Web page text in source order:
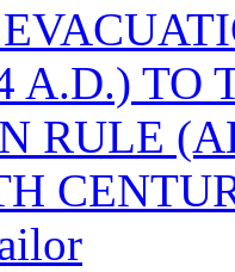
A.D.) TO
RULE